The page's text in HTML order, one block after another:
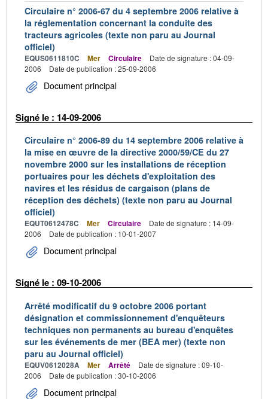
Circulaire n° 2006-67 du 4 septembre 2006 relative à
la réglementation concernant la conduite des
tracteurs agricoles (texte non paru au Journal
officiel)
EQUS0611810C Mer Circulaire
Date de signature : 04-09-
2006
Date de publication : 25-09-2006
Document principal
Signé le : 14-09-2006
Circulaire n° 2006-89 du 14 septembre 2006 relative à
la mise en œuvre de la directive 2000/59/CE du 27
novembre 2000 sur les installations de réception
portuaires pour les déchets d'exploitation des
navires et les résidus de cargaison (plans de
réception des déchets) (texte non paru au Journal
officiel)
EQUT0612478C Mer Circulaire
Date de signature : 14-09-
2006
Date de publication : 10-01-2007
Document principal
Signé le : 09-10-2006
Arrêté modificatif du 9 octobre 2006 portant
désignation et commissionnement d'enquêteurs
techniques non permanents au bureau d'enquêtes
sur les événements de mer (BEA mer) (texte non
paru au Journal officiel)
EQUV0612028A Mer Arrêté
Date de signature : 09-10-
2006
Date de publication : 30-10-2006
Document principal